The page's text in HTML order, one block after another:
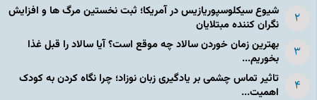
شیوع سیکلوسپوریازیس در آمریکا؛ ثبت نخستین مرگ ها و افزایش
نگران کننده مبتلایان
بهترین زمان خوردن سالاد چه موقع است؟ آیا سالاد را قبل غذا
بخوریم...
تاثیر تماس چشمی بر یادگیری زبان نوزاد؛ چرا نگاه کردن به کودک
اهمیت...